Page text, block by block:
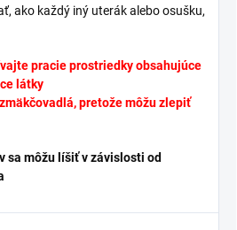
ako každý iný uterák alebo osušku,
pracie prostriedky obsahujúce
látky
pretože môžu zlepiť
sa môžu líšiť v závislosti od